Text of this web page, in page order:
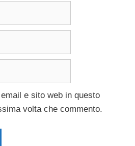
e sito web in questo
volta che commento.